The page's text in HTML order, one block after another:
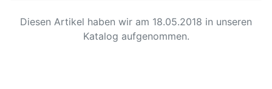
Diesen Artikel haben wir am 18.05.2018 in unseren
Katalog aufgenommen.